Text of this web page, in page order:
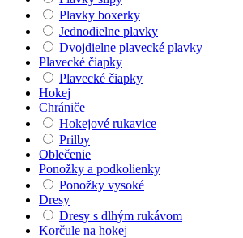
Plavky boxerky
Jednodielne plavky
Dvojdielne plavecké plavky
Plavecké čiapky
Plavecké čiapky
Hokej
Chrániče
Hokejové rukavice
Prilby
Oblečenie
Ponožky a podkolienky
Ponožky vysoké
Dresy
Dresy s dlhým rukávom
Korčule na hokej